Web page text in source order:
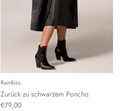
Rainkiss
Zurück zu schwarzem Poncho
€79,00